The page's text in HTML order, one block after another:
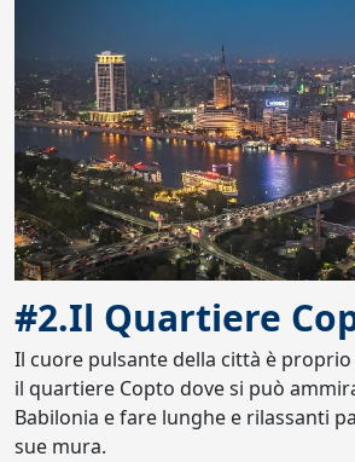
#2.Il Quartiere
Il cuore pulsante della città è
il quartiere Copto dove si può
Babilonia e fare lunghe e rilassanti
sue mura.